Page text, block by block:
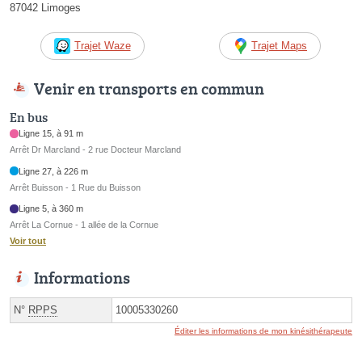
87042 Limoges
Trajet Waze Trajet Maps
Venir en transports en commun
En bus
Ligne 15, à 91 m
Arrêt Dr Marcland - 2 rue Docteur Marcland
Ligne 27, à 226 m
Arrêt Buisson - 1 Rue du Buisson
Ligne 5, à 360 m
Arrêt La Cornue - 1 allée de la Cornue
Voir tout
Informations
N° RPPS 10005330260
Éditer les informations de mon kinésithérapeute